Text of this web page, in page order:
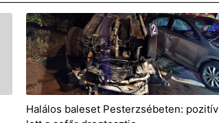
Halálos baleset Pesterzsébeten: pozitív